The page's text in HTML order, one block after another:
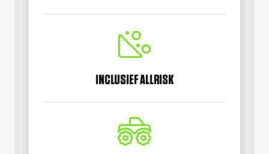
INCLUSIEF ALLRISK